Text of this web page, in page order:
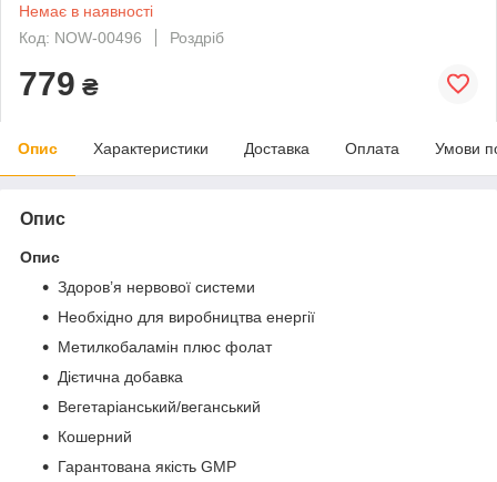
Немає в наявності
Код: NOW-00496
Роздріб
779 ₴
Опис Характеристики Доставка Оплата Умови
Опис
Опис
Здоров’я нервової системи
Необхідно для виробництва енергії
Метилкобаламін плюс фолат
Дієтична добавка
Вегетаріанський/веганський
Кошерний
Гарантована якість GMP